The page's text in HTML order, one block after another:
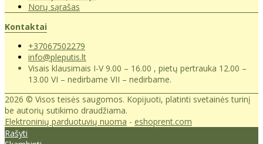
Norų sąrašas
Kontaktai
+37067502279
info@pleputis.lt
Visais klausimais I-V 9.00 – 16.00 , pietų pertrauka 12.00 –
13.00 VI – nedirbame VII – nedirbame.
2026 © Visos teisės saugomos. Kopijuoti, platinti svetainės turinį
be autorių sutikimo draudžiama.
Elektroninių parduotuvių nuoma - eshoprent.com
Rašyti